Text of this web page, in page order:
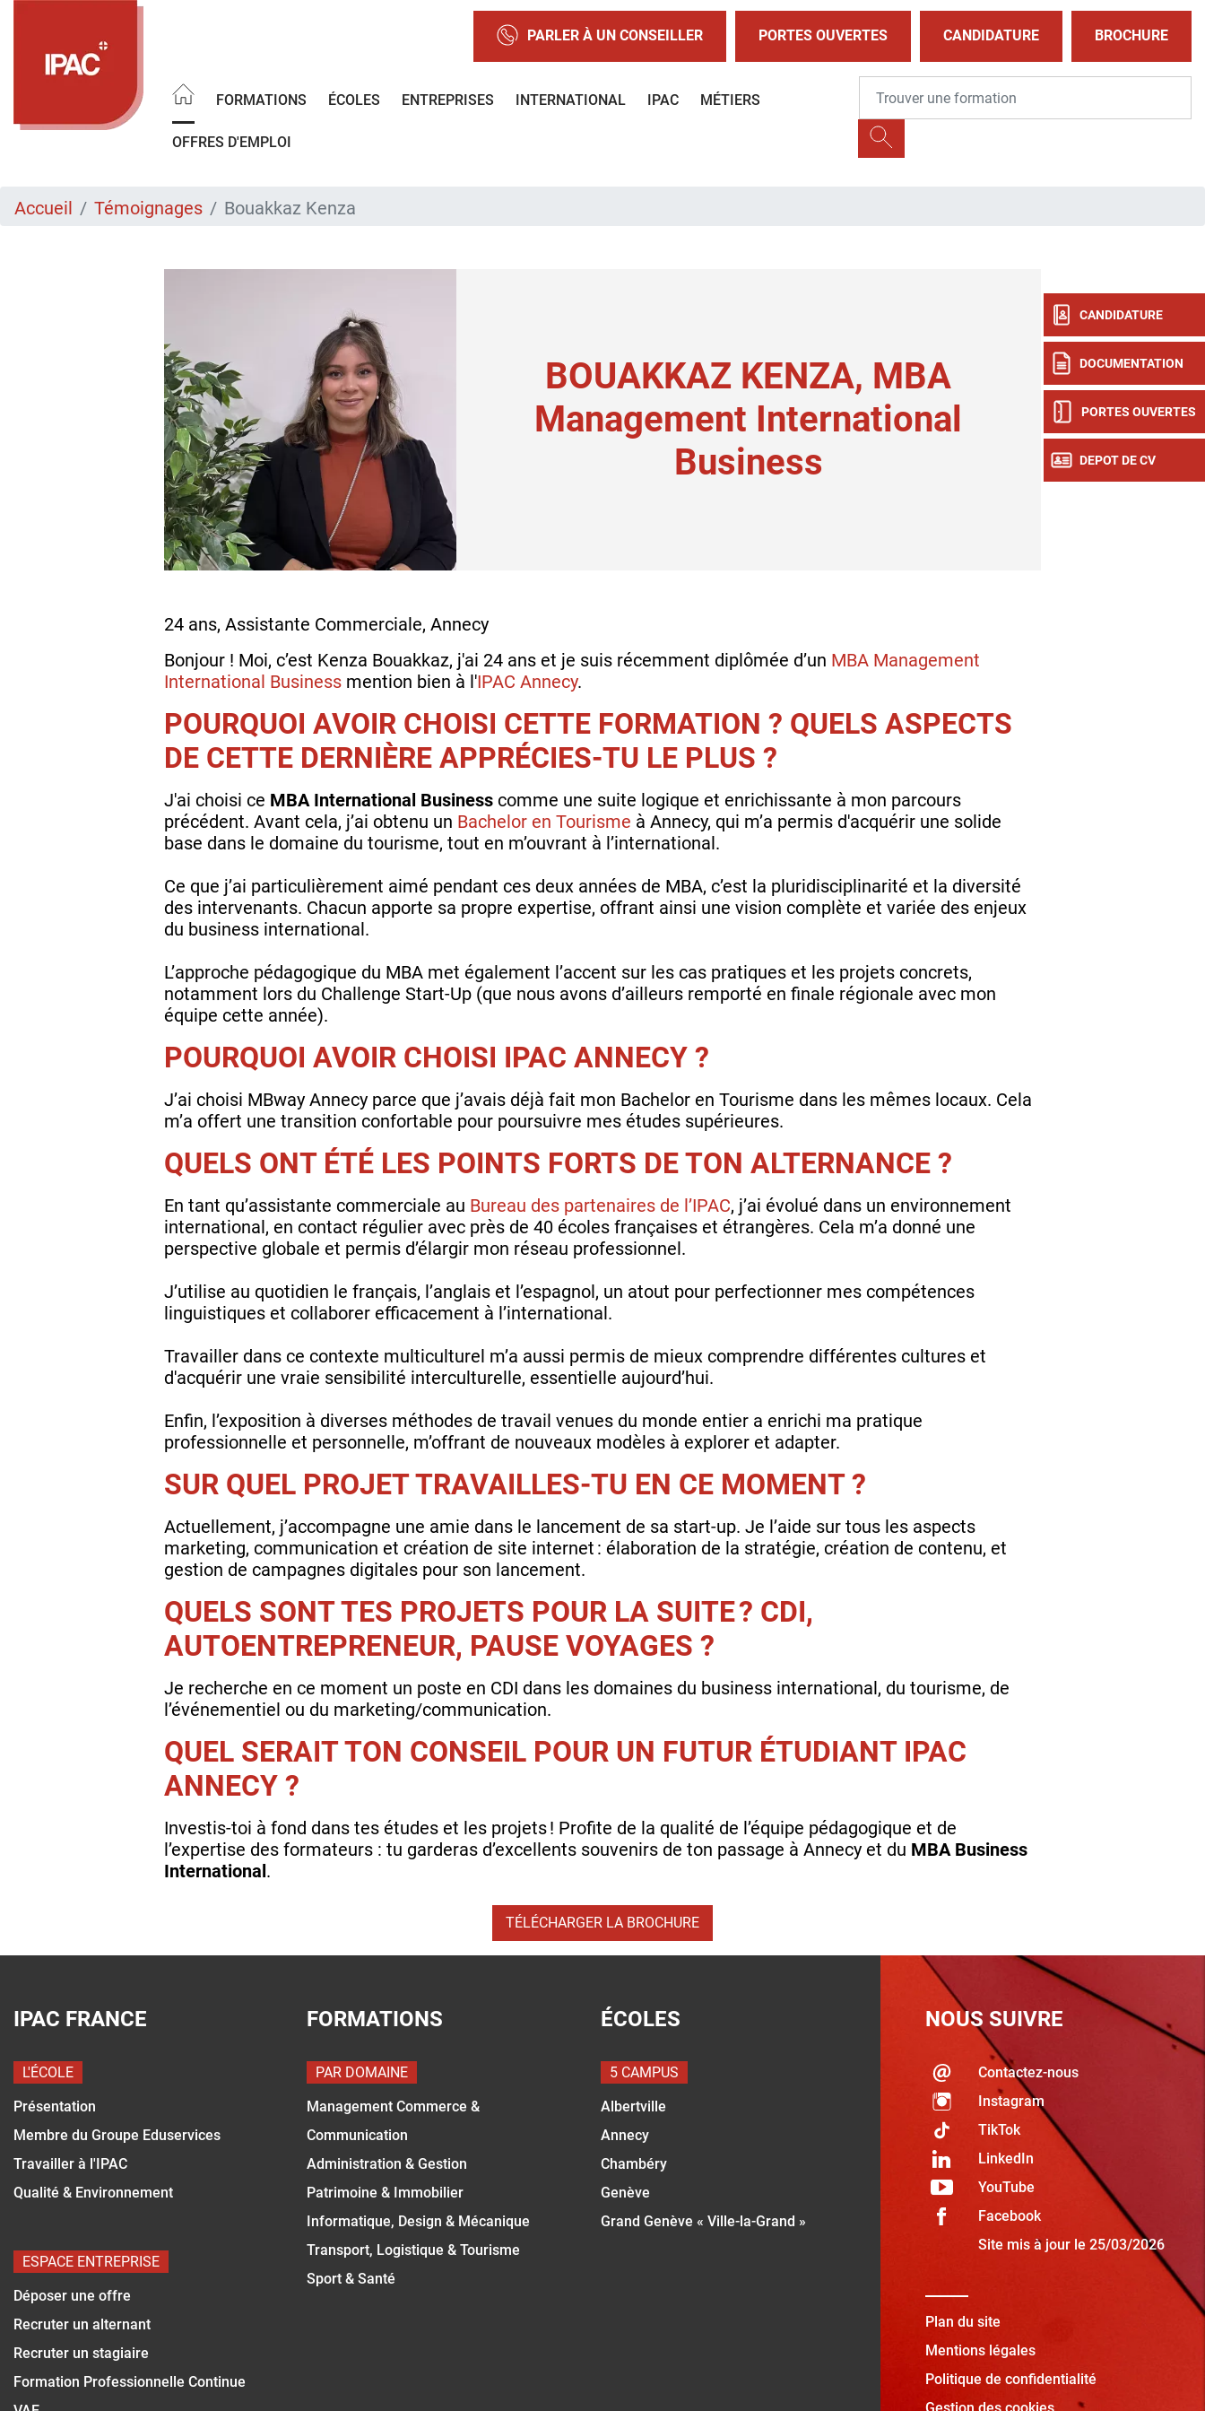
PARLER À UN CONSEILLER PORTES OUVERTES CANDIDATURE BROCHURE
FORMATIONS ÉCOLES ENTREPRISES INTERNATIONAL IPAC MÉTIERS
OFFRES D'EMPLOI
CANDIDATURE
DOCUMENTATION
PORTES OUVERTES
DEPOT DE CV
Accueil Témoignages Bouakkaz Kenza
BOUAKKAZ KENZA, MBA
Management International
Business
24 ans, Assistante Commerciale, Annecy
Bonjour ! Moi, c’est Kenza Bouakkaz, j'ai 24 ans et je suis récemment diplômée d’un MBA Management
International Business mention bien à l'IPAC Annecy.
POURQUOI AVOIR CHOISI CETTE FORMATION ? QUELS ASPECTS
DE CETTE DERNIÈRE APPRÉCIES-TU LE PLUS ?
J'ai choisi ce MBA International Business comme une suite logique et enrichissante à mon parcours
précédent. Avant cela, j’ai obtenu un Bachelor en Tourisme à Annecy, qui m’a permis d'acquérir une solide
base dans le domaine du tourisme, tout en m’ouvrant à l’international.
Ce que j’ai particulièrement aimé pendant ces deux années de MBA, c’est la pluridisciplinarité et la diversité
des intervenants. Chacun apporte sa propre expertise, offrant ainsi une vision complète et variée des enjeux
du business international.
L’approche pédagogique du MBA met également l’accent sur les cas pratiques et les projets concrets,
notamment lors du Challenge Start-Up (que nous avons d’ailleurs remporté en finale régionale avec mon
équipe cette année).
POURQUOI AVOIR CHOISI IPAC ANNECY ?
J’ai choisi MBway Annecy parce que j’avais déjà fait mon Bachelor en Tourisme dans les mêmes locaux. Cela
m’a offert une transition confortable pour poursuivre mes études supérieures.
QUELS ONT ÉTÉ LES POINTS FORTS DE TON ALTERNANCE ?
En tant qu’assistante commerciale au Bureau des partenaires de l’IPAC, j’ai évolué dans un environnement
international, en contact régulier avec près de 40 écoles françaises et étrangères. Cela m’a donné une
perspective globale et permis d’élargir mon réseau professionnel.
J’utilise au quotidien le français, l’anglais et l’espagnol, un atout pour perfectionner mes compétences
linguistiques et collaborer efficacement à l’international.
Travailler dans ce contexte multiculturel m’a aussi permis de mieux comprendre différentes cultures et
d'acquérir une vraie sensibilité interculturelle, essentielle aujourd’hui.
Enfin, l’exposition à diverses méthodes de travail venues du monde entier a enrichi ma pratique
professionnelle et personnelle, m’offrant de nouveaux modèles à explorer et adapter.
SUR QUEL PROJET TRAVAILLES-TU EN CE MOMENT ?
Actuellement, j’accompagne une amie dans le lancement de sa start-up. Je l’aide sur tous les aspects
marketing, communication et création de site internet : élaboration de la stratégie, création de contenu, et
gestion de campagnes digitales pour son lancement.
QUELS SONT TES PROJETS POUR LA SUITE ? CDI,
AUTOENTREPRENEUR, PAUSE VOYAGES ?
Je recherche en ce moment un poste en CDI dans les domaines du business international, du tourisme, de
l’événementiel ou du marketing/communication.
QUEL SERAIT TON CONSEIL POUR UN FUTUR ÉTUDIANT IPAC
ANNECY ?
Investis-toi à fond dans tes études et les projets ! Profite de la qualité de l’équipe pédagogique et de
l’expertise des formateurs : tu garderas d’excellents souvenirs de ton passage à Annecy et du MBA Business
International.
TÉLÉCHARGER LA BROCHURE
IPAC FRANCE
L'ÉCOLE
Présentation
Membre du Groupe Eduservices
Travailler à l'IPAC
Qualité & Environnement
ESPACE ENTREPRISE
Déposer une offre
Recruter un alternant
Recruter un stagiaire
Formation Professionnelle Continue
FORMATIONS
PAR DOMAINE
Management Commerce &
Communication
Administration & Gestion
Patrimoine & Immobilier
Informatique, Design & Mécanique
Transport, Logistique & Tourisme
Sport & Santé
ÉCOLES
5 CAMPUS
Albertville
Annecy
Chambéry
Genève
Grand Genève « Ville-la-Grand »
NOUS SUIVRE
Contactez-nous
Instagram
TikTok
LinkedIn
YouTube
Facebook
Site mis à jour le 25/03/2026
Plan du site
Mentions légales
Politique de confidentialité